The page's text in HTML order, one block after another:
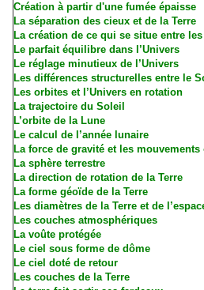
Création à partir d'une fumée épaisse
La séparation des cieux et de la Terre
La création de ce qui se situe entre
Le parfait équilibre dans l’Univers
Le réglage minutieux de l’Univers
Les différences structurelles entre le
Les orbites et l’Univers en rotation
La trajectoire du Soleil
L’orbite de la Lune
Le calcul de l’année lunaire
La force de gravité et les
La sphère terrestre
La direction de rotation de la Terre
La forme géoïde de la Terre
Les diamètres de la Terre et de
Les couches atmosphériques
La voûte protégée
Le ciel sous forme de dôme
Le ciel doté de retour
Les couches de la Terre